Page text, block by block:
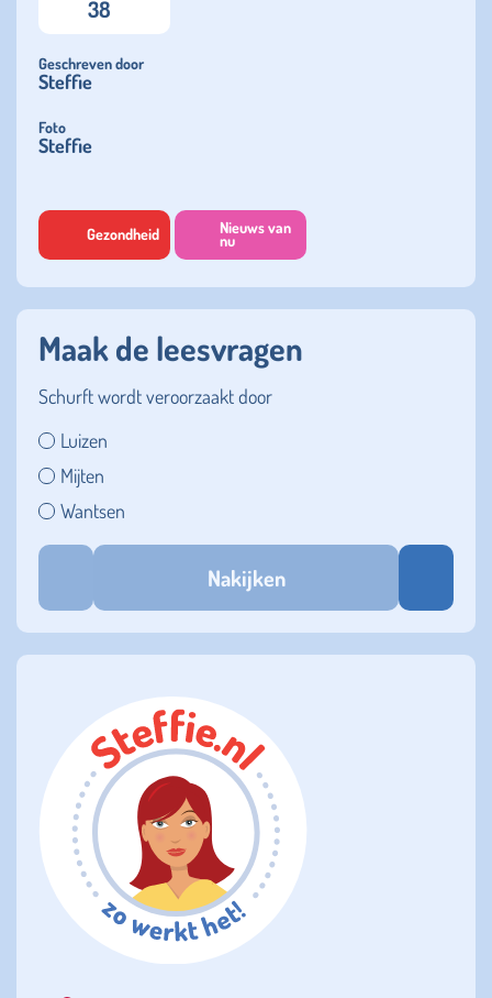
38
Geschreven door
Steffie
Foto
Steffie
Gezondheid Nieuws van
nu
Maak de leesvragen
Schurft wordt veroorzaakt door
Luizen
Mijten
Wantsen
Nakijken